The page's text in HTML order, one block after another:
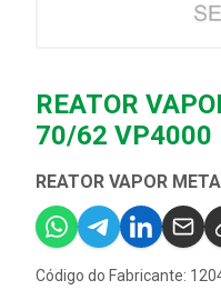
REATOR
70/62 VP4000
REATOR VAPOR
Código do Fabricante: